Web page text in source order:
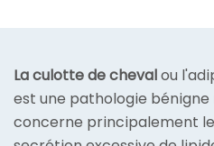
La culotte de chevalou
est une pathologie
concerne principalement